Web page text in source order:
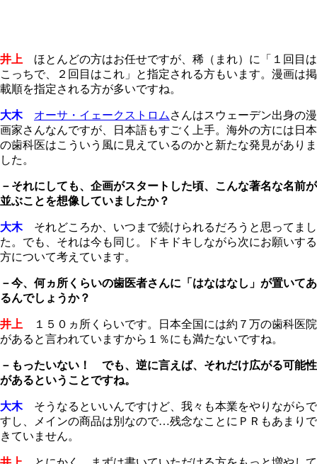
井上 ほとんどの方はお任せですが、稀（まれ）に「１回目は
こっちで、２回目はこれ」と指定される方もいます。漫画は掲
載順を指定される方が多いですね。
大木 オーサ・イェークストロム さんはスウェーデン出身の漫
画家さんなんですが、日本語もすごく上手。海外の方には日本
の歯科医はこういう風に見えているのかと新たな発見がありま
した。
－それにしても、企画がスタートした頃、こんな著名な名前が
並ぶことを想像していましたか？
大木それどころか、いつまで続けられるだろうと思ってまし
た。でも、それは今も同じ。ドキドキしながら次にお願いする
方について考えています。
－今、何ヵ所くらいの歯医者さんに「はなはなし」が置いてあ
るんでしょうか？
井上 １５０ヵ所くらいです。日本全国には約７万の歯科医院
があると言われていますから１％にも満たないですね。
－もったいない！ でも、逆に言えば、それだけ広がる可能性
があるということですね。
大木そうなるといいんですけど、我々も本業をやりながらで
すし、メインの商品は別なので…残念なことにＰＲもあまりで
きていません。